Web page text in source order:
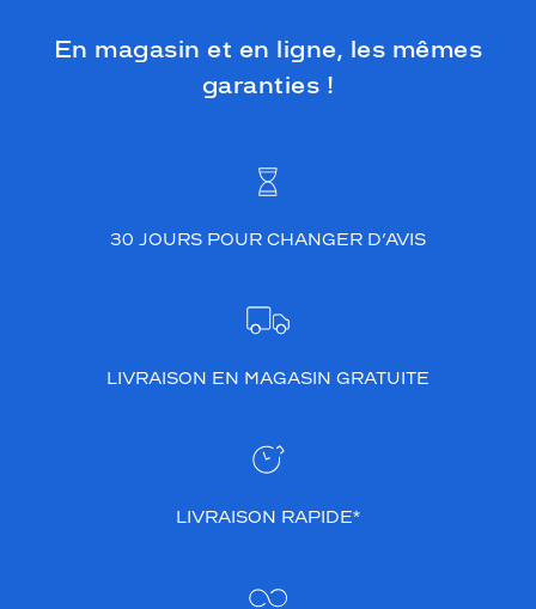
En magasin et en ligne, les mêmes
garanties !
30 JOURS POUR CHANGER D’AVIS
LIVRAISON EN MAGASIN GRATUITE
LIVRAISON RAPIDE*